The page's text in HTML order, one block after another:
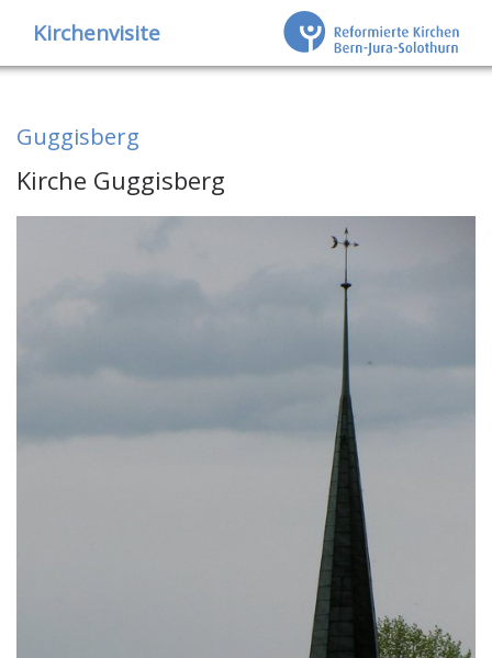
Kirchenvisite
Guggisberg
Kirche Guggisberg